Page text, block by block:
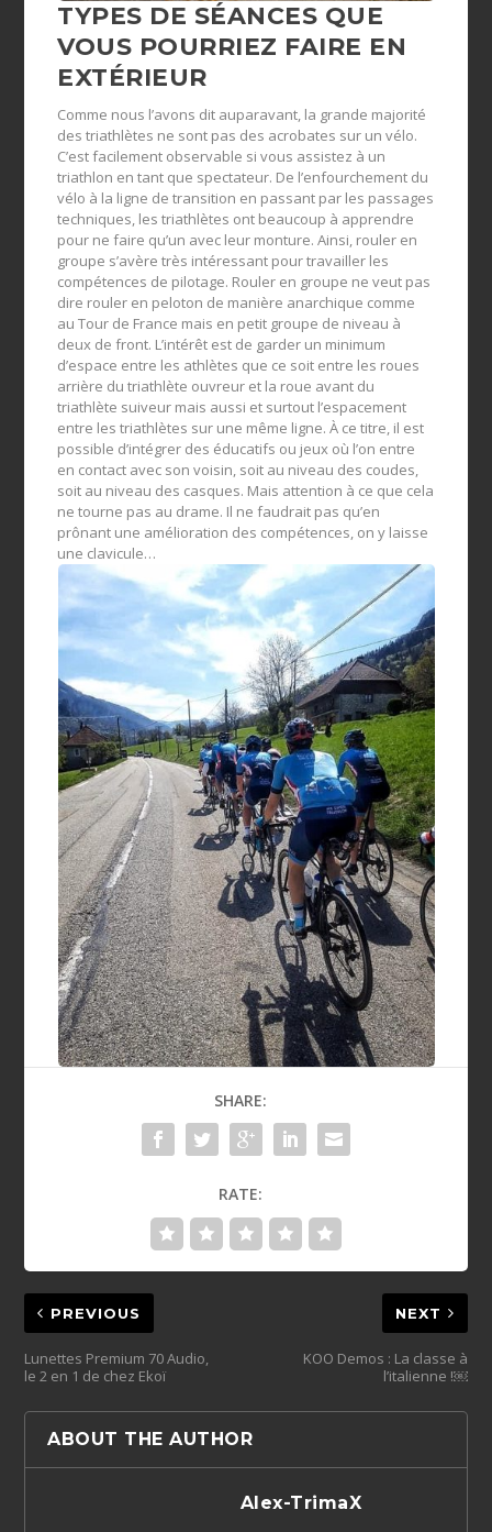
TYPES DE SÉANCES QUE
VOUS POURRIEZ FAIRE EN
EXTÉRIEUR
Comme nous l’avons dit auparavant, la grande majorité
des triathlètes ne sont pas des acrobates sur un vélo.
C’est facilement observable si vous assistez à un
triathlon en tant que spectateur. De l’enfourchement du
vélo à la ligne de transition en passant par les passages
techniques, les triathlètes ont beaucoup à apprendre
pour ne faire qu’un avec leur monture. Ainsi, rouler en
groupe s’avère très intéressant pour travailler les
compétences de pilotage. Rouler en groupe ne veut pas
dire rouler en peloton de manière anarchique comme
au Tour de France mais en petit groupe de niveau à
deux de front. L’intérêt est de garder un minimum
d’espace entre les athlètes que ce soit entre les roues
arrière du triathlète ouvreur et la roue avant du
triathlète suiveur mais aussi et surtout l’espacement
entre les triathlètes sur une même ligne. À ce titre, il est
possible d’intégrer des éducatifs ou jeux où l’on entre
en contact avec son voisin, soit au niveau des coudes,
soit au niveau des casques. Mais attention à ce que cela
ne tourne pas au drame. Il ne faudrait pas qu’en
prônant une amélioration des compétences, on y laisse
une clavicule…
SHARE:
RATE:
PREVIOUS
Lunettes Premium 70 Audio,
le 2 en 1 de chez Ekoï
NEXT
KOO Demos : La classe à
l’italienne !￼
ABOUT THE AUTHOR
Alex-TrimaX